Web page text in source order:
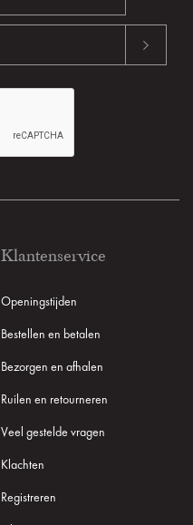
Klantenservice
Openingstijden
Bestellen en betalen
Bezorgen en afhalen
Ruilen en retourneren
Veel gestelde vragen
Klachten
Registreren